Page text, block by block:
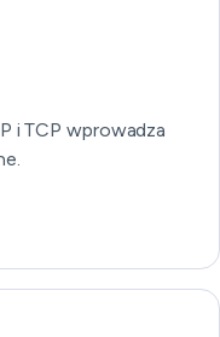
i TCP wprowadza